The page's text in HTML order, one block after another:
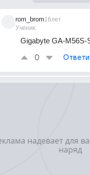
rom_brom
Ученик
16лет
Gigabyte GA-M56S-
0